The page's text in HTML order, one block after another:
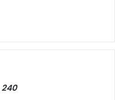
240